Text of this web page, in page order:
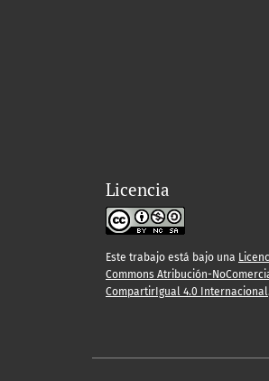
Licencia
Este trabajo está bajo una
Commons Atribución-
CompartirIgual 4.0 Internacional.